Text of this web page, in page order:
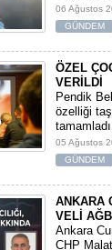
06 Ağustos
GÜNDEM
ÖZEL
VERİLDİ
Pendik
özelliği
tamamladı.
05 Ağustos
GÜNDEM
ANKARA
VELİ
​Ankara
CHP